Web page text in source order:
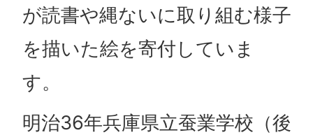
が読書や縄ないに取り組む様子
を描いた絵を寄付していま
す。
明治36年兵庫県立蚕業学校（後